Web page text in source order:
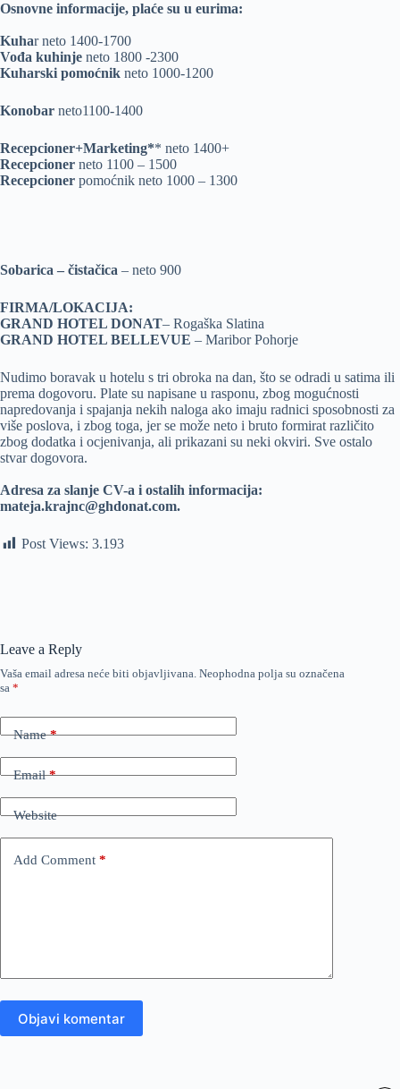
Osnovne informacije, plaće su u eurima:
Kuhar neto 1400-1700
Vođa kuhinje neto 1800 -2300
Kuharski pomoćnik neto 1000-1200
Konobar neto1100-1400
Recepcioner+Marketing** neto 1400+
Recepcioner neto 1100 – 1500
Recepcioner pomoćnik neto 1000 – 1300
Sobarica – čistačica – neto 900
FIRMA/LOKACIJA:
GRAND HOTEL DONAT– Rogaška Slatina
GRAND HOTEL BELLEVUE – Maribor Pohorje
Nudimo boravak u hotelu s tri obroka na dan, što se odradi u satima ili
prema dogovoru. Plate su napisane u rasponu, zbog mogućnosti
napredovanja i spajanja nekih naloga ako imaju radnici sposobnosti za
više poslova, i zbog toga, jer se može neto i bruto formirat različito
zbog dodatka i ocjenivanja, ali prikazani su neki okviri. Sve ostalo
stvar dogovora.
Adresa za slanje CV-a i ostalih informacija:
mateja.krajnc@ghdonat.com.
Post Views: 3.193
Leave a Reply
Vaša email adresa neće biti objavljivana. Neophodna polja su označena
sa *
Name*
Email*
Website
Add Comment *
Objavi komentar